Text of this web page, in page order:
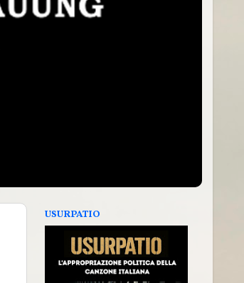
USURPATIO